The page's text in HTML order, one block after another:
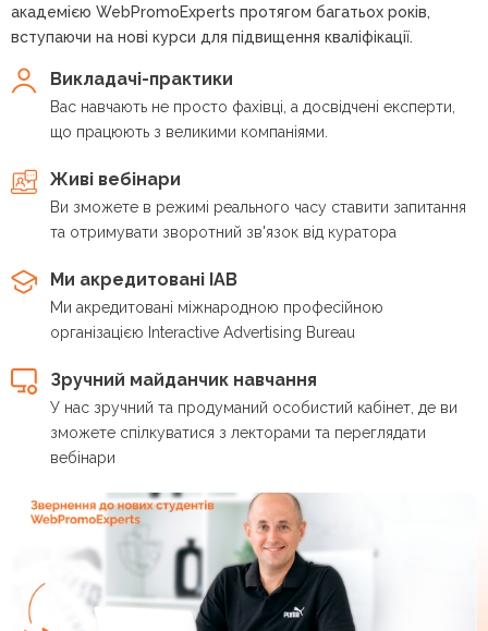
академією WebPromoExperts протягом багатьох років,
вступаючи на нові курси для підвищення кваліфікації.
Викладачі-практики
Вас навчають не просто фахівці, а досвідчені експерти,
що працюють з великими компаніями.
Живі вебінари
Ви зможете в режимі реального часу ставити запитання
та отримувати зворотний зв'язок від куратора
Ми акредитовані IAB
Ми акредитовані міжнародною професійною
організацією Interactive Advertising Bureau
Зручний майданчик навчання
У нас зручний та продуманий особистий кабінет, де ви
зможете спілкуватися з лекторами та переглядати
вебінари